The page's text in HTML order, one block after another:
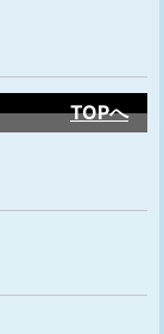
TOPへ